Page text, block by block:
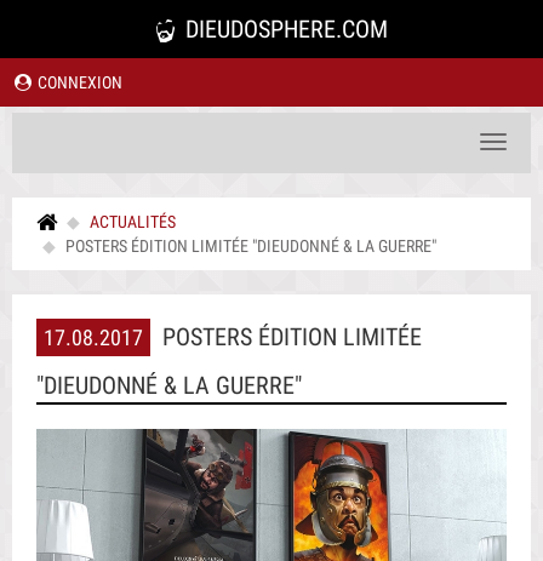
DIEUDOSPHERE.COM
CONNEXION
Toggle
ACTUALITÉS
POSTERS ÉDITION LIMITÉE "DIEUDONNÉ & LA GUERRE"
17.08.2017
POSTERS ÉDITION LIMITÉE
"DIEUDONNÉ & LA GUERRE"